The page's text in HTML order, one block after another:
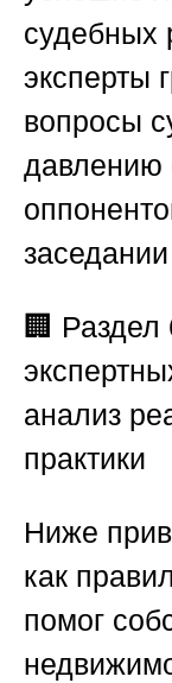
судебных
эксперты
вопросы
давлению
🏢 Раздел
анализ
практики
Ниже
как
помог